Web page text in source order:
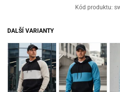
Kód produktu:
DALŠÍ VARIANTY